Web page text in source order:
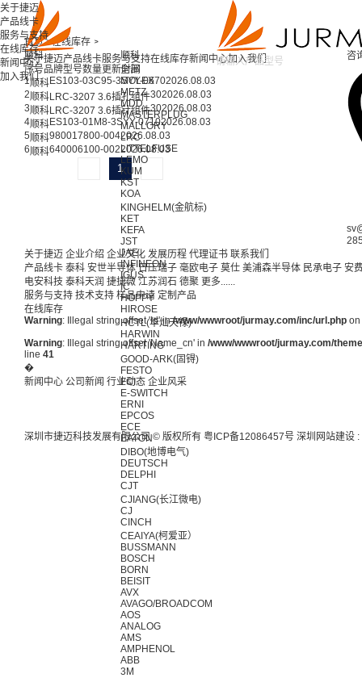
关于捷迈产品线卡服务与支持在线库存新闻中心加入我们
关于捷迈
产品线卡
服务与支持
在线库存
新闻中心
加入我们
首页 >在线库存 >
咨
顺科
顺科
全部
MOLEX
METZ
MDD
MASTERPLUG
MALLORY
LRC
LITTELFUSE
LEMO
KUM
KST
KOA
KINGHELM(金航标)
KET
KEFA
JST
JAE
INFINEON
IGUS
IC
HOPPY
HIROSE
HCTL(华灿天禄)
HARWIN
HARTING
GOOD-ARK(固锝)
FESTO
FCI
E-SWITCH
ERNI
EPCOS
ECE
EATON
DIBO(地博电气)
DEUTSCH
DELPHI
CJT
CJIANG(长江微电)
CJ
CINCH
CEAIYA(柯爱亚）
BUSSMANN
BOSCH
BORN
BEISIT
AVX
AVAGO/BROADCOM
AOS
ANALOG
AMS
AMPHENOL
ABB
3M
序号品牌型号数量更新时间
1顺科ES103-03C95-3SYY-06702026.08.03
2顺科LRC-3207 3.6插孔组件302026.08.03
3顺科LRC-3207 3.6插针组件302026.08.03
4顺科ES103-01M8-3SYY-07102026.08.03
5顺科980017800-0042026.08.03
6顺科640006100-0022026.08.03
1
关于捷迈 企业介绍 企业文化 发展历程 代理证书 联系我们
产品线卡 泰科 安世半导体 日压瑞子 毫欧电子 莫仕 美浦森半导体 民承电子 安
电安科技 泰科天润 捷捷微 江苏润石 德聚 更多......
服务与支持 技术支持 样品申请 定制产品
在线库存
Warning: Illegal string offset 'Id' in/www/wwwroot/jurmay.com/inc/url.php
Warning: Illegal string offset 'Name_cn' in /www/wwwroot/jurmay.com/
line 41
�
新闻中心 公司新闻 行业动态 企业风采
深圳市捷迈科技发展有限公司 © 版权所有 粤ICP备12086457号 深圳网站建设 :